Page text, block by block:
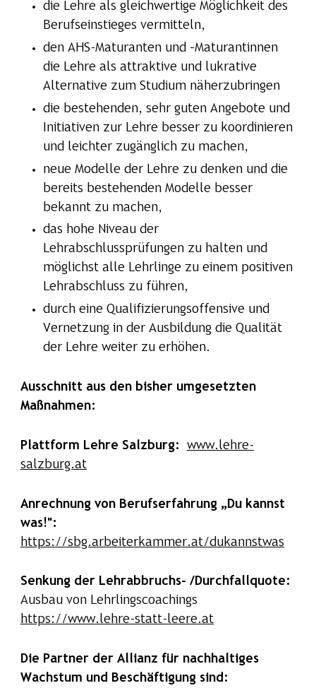
die Lehre als gleichwertige Möglichkeit des
Berufseinstieges vermitteln,
den AHS-Maturanten und –Maturantinnen
die Lehre als attraktive und lukrative
Alternative zum Studium näherzubringen
die bestehenden, sehr guten Angebote und
Initiativen zur Lehre besser zu koordinieren
und leichter zugänglich zu machen,
neue Modelle der Lehre zu denken und die
bereits bestehenden Modelle besser
bekannt zu machen,
das hohe Niveau der
Lehrabschlussprüfungen zu halten und
möglichst alle Lehrlinge zu einem positiven
Lehrabschluss zu führen,
durch eine Qualifizierungsoffensive und
Vernetzung in der Ausbildung die Qualität
der Lehre weiter zu erhöhen.
Ausschnitt aus den bisher umgesetzten
Maßnahmen:
Plattform Lehre Salzburg:
www.lehre-
salzburg.at
Anrechnung von Berufserfahrung „Du kannst
was!":
https://sbg.arbeiterkammer.at/dukannstwas
Senkung der Lehrabbruchs- /Durchfallquote:
Ausbau von Lehrlingscoachings
https://www.lehre-statt-leere.at
Die Partner der Allianz für nachhaltiges
Wachstum und Beschäftigung sind: